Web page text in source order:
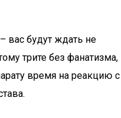
вас будут ждать не
трите без фанатизма,
время на реакцию с